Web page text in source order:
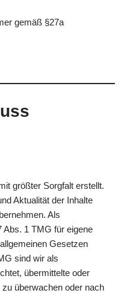
gemäß §27a
größter Sorgfalt erstellt.
Aktualität der Inhalte
Als
Abs. 1 TMG für eigene
Gesetzen
sind wir als
übermittelte oder
überwachen oder nach